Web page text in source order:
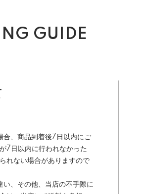
GUIDE
合、商品到着後7日以内にご
7日以内に行われなかった
れない場合がありますので
い、その他、当店の不手際に